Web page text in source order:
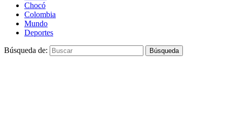
Chocó
Colombia
Mundo
Deportes
Búsqueda de: Búsqueda